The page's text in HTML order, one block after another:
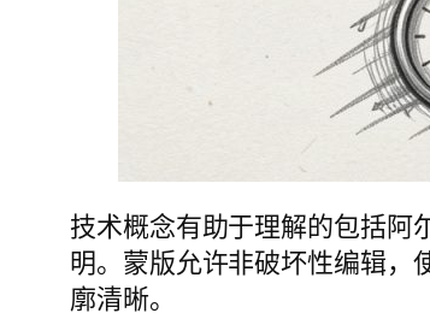
技术概念有助于理解的包括阿
明。蒙版允许非破坏性编辑，
廓清晰。